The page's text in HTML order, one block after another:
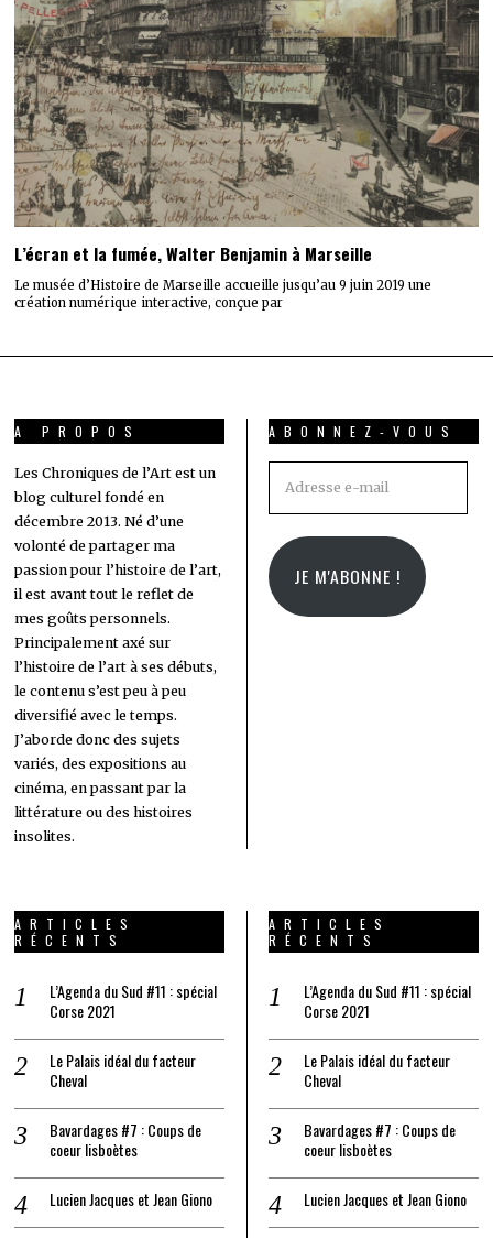
L’écran et la fumée, Walter Benjamin à Marseille
Le musée d’Histoire de Marseille accueille jusqu’au 9 juin 2019 une
création numérique interactive, conçue par
A PROPOS
Les Chroniques de l’Art est un
blog culturel fondé en
décembre 2013. Né d’une
volonté de partager ma
passion pour l’histoire de l’art,
il est avant tout le reflet de
mes goûts personnels.
Principalement axé sur
l’histoire de l’art à ses débuts,
le contenu s’est peu à peu
diversifié avec le temps.
J’aborde donc des sujets
variés, des expositions au
cinéma, en passant par la
littérature ou des histoires
insolites.
ABONNEZ-VOUS
JE M'ABONNE !
ARTICLES
RÉCENTS
L’Agenda du Sud #11 : spécial
Corse 2021
Le Palais idéal du facteur
Cheval
Bavardages #7 : Coups de
coeur lisboètes
Lucien Jacques et Jean Giono
ARTICLES
RÉCENTS
L’Agenda du Sud #11 : spécial
Corse 2021
Le Palais idéal du facteur
Cheval
Bavardages #7 : Coups de
coeur lisboètes
Lucien Jacques et Jean Giono